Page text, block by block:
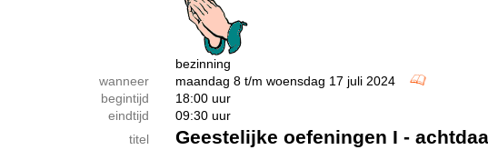
bezinning
wanneer
maandag 8 t/m woensdag 17 juli 2024
begintijd
18:00 uur
eindtijd
09:30 uur
titel
Geestelijke oefeningen I -